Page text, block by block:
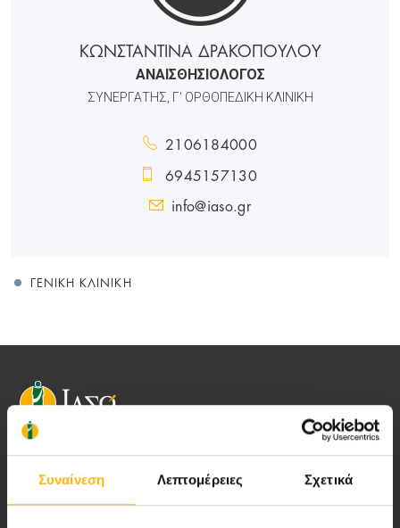
Συναίνεση Λεπτομέρειες Σχετικά
ΚΩΝΣΤΑΝΤΙΝΑ ΔΡΑΚΟΠΟΥΛΟΥ
ΑΝΑΙΣΘΗΣΙΟΛΟΓΟΣ
ΣΥΝΕΡΓΑΤΗΣ, Γ' ΟΡΘΟΠΕΔΙΚΗ ΚΛΙΝΙΚΗ
2106184000
6945157130
info@iaso.gr
ΓΕΝΙΚΉ ΚΛΙΝΙΚΉ
Αποστολή μας να παρέχουμε υψηλής
ποιότητας ολοκληρωμένες υπηρεσίες